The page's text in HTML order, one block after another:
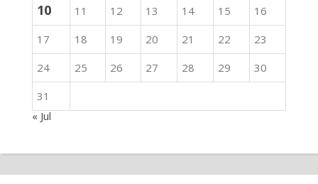
10 11 12 13 14 15
16
17
18 19 20 21 22
23
24
25 26 27 28 29
30
31
« Jul